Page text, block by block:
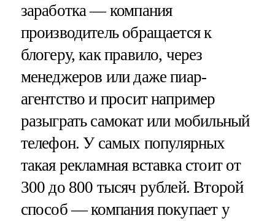
заработка — компания
производитель обращается к
блогеру, как правило, через
менеджеров или даже пиар-
агентство и просит например
разыграть самокат или мобильный
телефон. У самых популярных
такая рекламная вставка стоит от
300 до 800 тысяч рублей. Второй
способ — компания покупает у